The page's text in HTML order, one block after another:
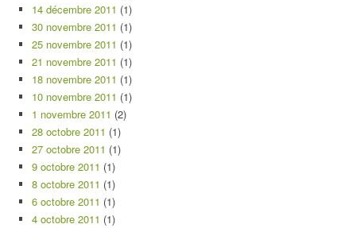
14 décembre 2011 (1)
30 novembre 2011 (1)
25 novembre 2011 (1)
21 novembre 2011 (1)
18 novembre 2011 (1)
10 novembre 2011 (1)
1 novembre 2011 (2)
28 octobre 2011 (1)
27 octobre 2011 (1)
9 octobre 2011 (1)
8 octobre 2011 (1)
6 octobre 2011 (1)
4 octobre 2011 (1)